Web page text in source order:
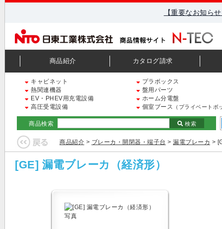
【重要なお知ら
商品紹介 カタログ請求
キャビネット
プラボックス
熱関連機器
盤用パーツ
EV・PHEV用充電設備
ホーム分電盤
高圧受電設備
個室ブース （プライベートボ
商品検索 検索
商品紹介 > ブレーカ・開閉器・端子台 > 漏電ブレーカ >
[GE] 漏電ブレーカ（経済形）